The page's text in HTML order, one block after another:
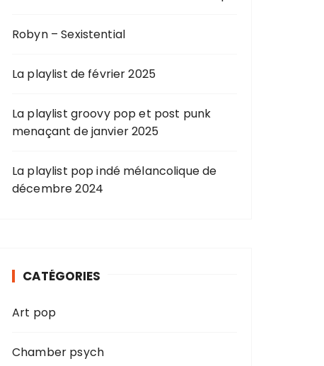
Robyn – Sexistential
La playlist de février 2025
La playlist groovy pop et post punk
menaçant de janvier 2025
La playlist pop indé mélancolique de
décembre 2024
CATÉGORIES
Art pop
Chamber psych